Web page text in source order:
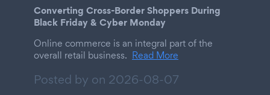
Converting Cross-Border Shoppers During
Black Friday & Cyber Monday
Online commerce is an integral part of the
overall retail business. Read More
Posted by on 2026-08-07